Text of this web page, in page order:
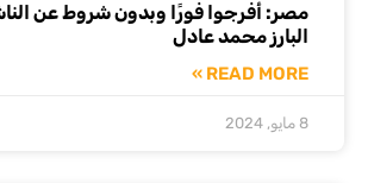
مصر: أفرجوا فورًا وبدون شروط عن
البارز محمد عادل
READ MORE »
8 مايو, 2024